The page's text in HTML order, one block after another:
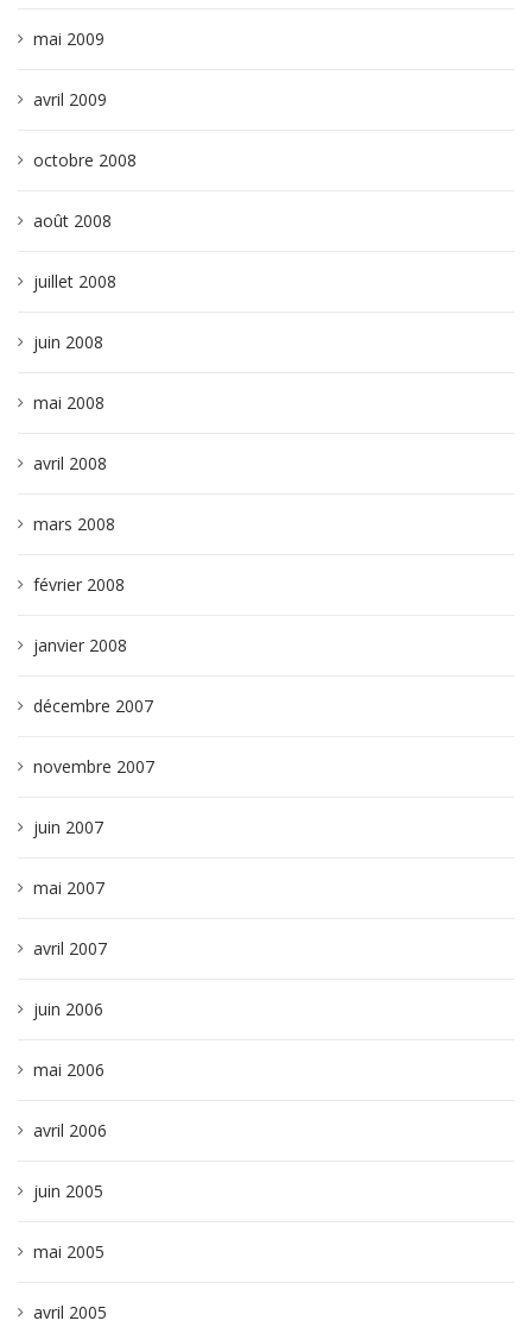
mai 2009
avril 2009
octobre 2008
août 2008
juillet 2008
juin 2008
mai 2008
avril 2008
mars 2008
février 2008
janvier 2008
décembre 2007
novembre 2007
juin 2007
mai 2007
avril 2007
juin 2006
mai 2006
avril 2006
juin 2005
mai 2005
avril 2005